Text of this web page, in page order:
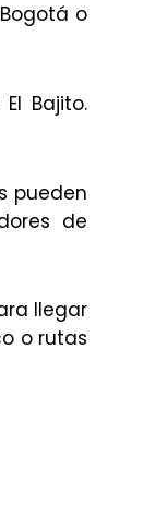
o
Bajito.
pueden
de
llegar
o rutas